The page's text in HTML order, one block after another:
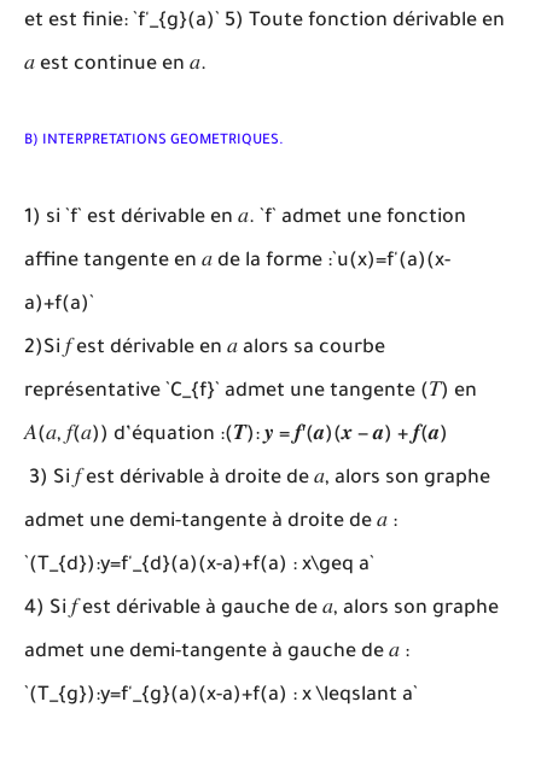
et est finie: `f'_{g}(a)` 5) Toute fonction dérivable en
𝑎 est continue en 𝑎.
B) INTERPRETATIONS GEOMETRIQUES.
1) si `f` est dérivable en 𝑎. `f` admet une fonction
affine tangente en 𝑎 de la forme :`u(x)=f'(a)(x-
a)+f(a)`
2)Si 𝑓 est dérivable en 𝑎 alors sa courbe
représentative `C_{f}` admet une tangente (𝑇) en
𝐴(𝑎, 𝑓(𝑎)) d’équation :(𝑻): 𝒚 = 𝒇′(𝒂)(𝒙 − 𝒂) + 𝒇(𝒂)
3) Si 𝑓 est dérivable à droite de 𝑎, alors son graphe
admet une demi-tangente à droite de 𝑎 :
`(T_{d}):y=f'_{d}(a)(x-a)+f(a) : x\geq a`
4) Si 𝑓 est dérivable à gauche de 𝑎, alors son graphe
admet une demi-tangente à gauche de 𝑎 :
`(T_{g}):y=f'_{g}(a)(x-a)+f(a) : x \leqslant a`